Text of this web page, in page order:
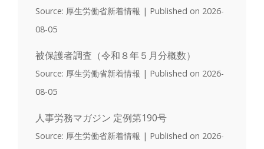
Source: 厚生労働省新着情報
Published on 2026-
08-05
被保護者調査（令和８年５月分概数）
Source: 厚生労働省新着情報
Published on 2026-
08-05
人事労務マガジン 定例第190号
Source: 厚生労働省新着情報
Published on 2026-